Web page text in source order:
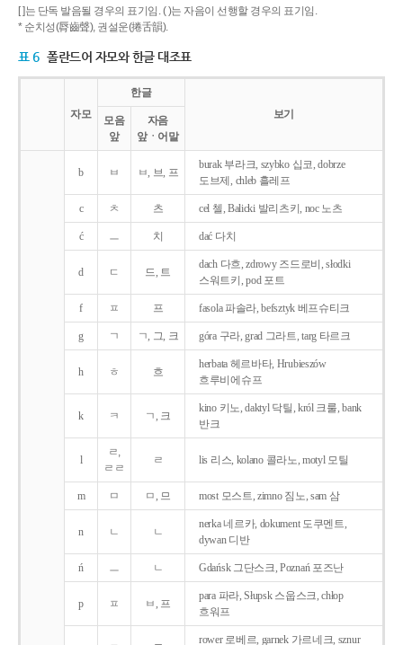
[ ]는 단독 발음될 경우의 표기임. ( )는 자음이 선행할 경우의 표기임.
* 순치성(脣齒聲), 권설운(捲舌韻).
표 6 폴란드어 자모와 한글 대조표
자모
한글
보기
모음
앞
자음
앞ㆍ어말
b ㅂ ㅂ, 브, 프
burak 부라크, szybko 십코, dobrze
도브제, chleb 흘레프
c ㅊ 츠 cel 첼, Balicki 발리츠키, noc 노츠
ć ㅡ 치 dać 다치
d ㄷ 드, 트
dach 다흐, zdrowy 즈드로비, słodki
스워트키, pod 포트
f ㅍ 프 fasola 파솔라, befsztyk 베프슈티크
g ㄱ ㄱ, 그, 크 góra 구라, grad 그라트, targ 타르크
h ㅎ 흐
herbata 헤르바타, Hrubieszów
흐루비에슈프
k ㅋ ㄱ, 크
kino 키노, daktyl 닥틸, król 크룰, bank
반크
l
ㄹ,
ㄹㄹ
ㄹ lis 리스, kolano 콜라노, motyl 모틸
m ㅁ ㅁ, 므 most 모스트, zimno 짐노, sam 삼
n ㄴ ㄴ
nerka 네르카, dokument 도쿠멘트,
dywan 디반
ń ㅡ ㄴ Gdańsk 그단스크, Poznań 포즈난
p ㅍ ㅂ, 프
para 파라, Słupsk 스웁스크, chłop
흐워프
rower 로베르, garnek 가르네크, sznur